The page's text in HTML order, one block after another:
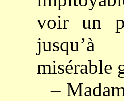
voir un
misérable
–